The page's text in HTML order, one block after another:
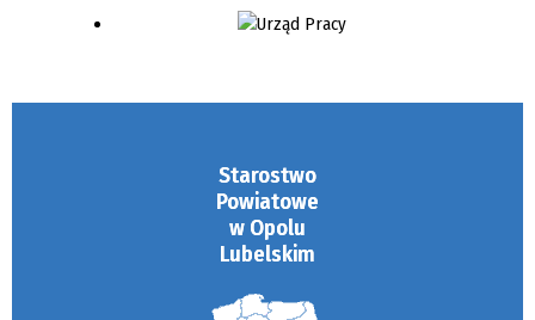
Starostwo
Powiatowe
w Opolu
Lubelskim